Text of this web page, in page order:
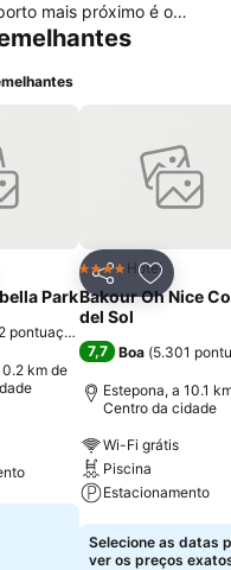
mais próximo é o
incluem acesso à
da manhã que fica
de temperatura,
relógio, além de uma linha
secador de cabelo.
aos favoritos
Park
pontuações
km de
Partilhar
4 EstrelasHotel
Bakour Oh Nice
del Sol
7,7 Boa (5.301
Estepona, a 10.1
Centro da cidade
Wi-Fi grátis
Piscina
Estacionamento
Ver preços
Selecione as datas
ver os preços